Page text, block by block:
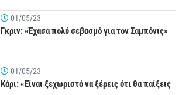
01/05/23
Γκριν: «Έχασα πολύ σεβασμό για τον Σαμπόνις»
01/05/23
Κάρι: «Είναι ξεχωριστό να ξέρεις ότι θα παίξεις